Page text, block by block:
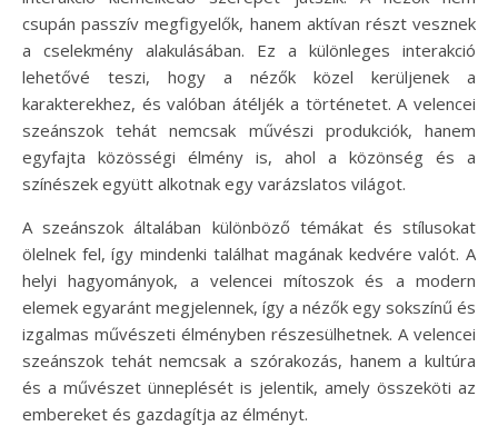
csupán passzív megfigyelők, hanem aktívan részt vesznek
a cselekmény alakulásában. Ez a különleges interakció
lehetővé teszi, hogy a nézők közel kerüljenek a
karakterekhez, és valóban átéljék a történetet. A velencei
szeánszok tehát nemcsak művészi produkciók, hanem
egyfajta közösségi élmény is, ahol a közönség és a
színészek együtt alkotnak egy varázslatos világot.
A szeánszok általában különböző témákat és stílusokat
ölelnek fel, így mindenki találhat magának kedvére valót. A
helyi hagyományok, a velencei mítoszok és a modern
elemek egyaránt megjelennek, így a nézők egy sokszínű és
izgalmas művészeti élményben részesülhetnek. A velencei
szeánszok tehát nemcsak a szórakozás, hanem a kultúra
és a művészet ünneplését is jelentik, amely összeköti az
embereket és gazdagítja az élményt.